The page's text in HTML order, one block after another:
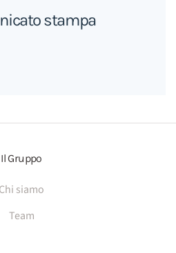
stampa
Il Gruppo
Chi siamo
Team